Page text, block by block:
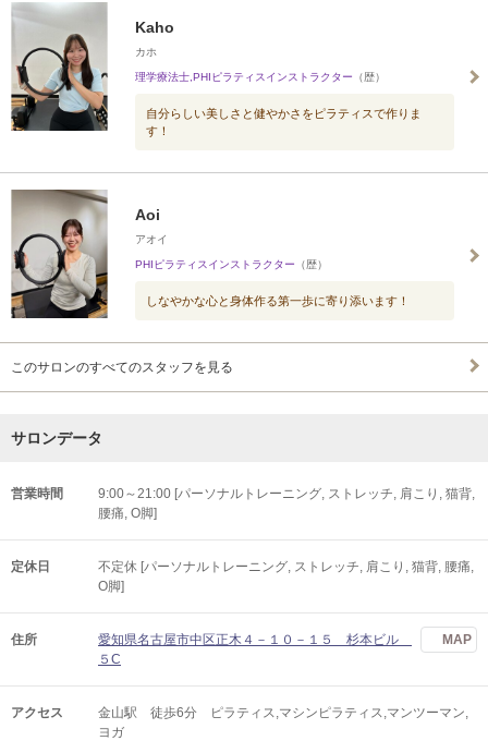
Kaho
カホ
理学療法士,PHIピラティスインストラクター （歴）
自分らしい美しさと健やかさをピラティスで作りま
す！
Aoi
アオイ
PHIピラティスインストラクター （歴）
しなやかな心と身体作る第一歩に寄り添います！
このサロンのすべてのスタッフを見る
サロンデータ
営業時間
9:00～21:00 [パーソナルトレーニング, ストレッチ, 肩こり, 猫背,
腰痛, O脚]
定休日
不定休 [パーソナルトレーニング, ストレッチ, 肩こり, 猫背, 腰痛,
O脚]
住所
愛知県名古屋市中区正木４－１０－１５ 杉本ビル
５C
MAP
アクセス
金山駅 徒歩6分 ピラティス,マシンピラティス,マンツーマン,
ヨガ